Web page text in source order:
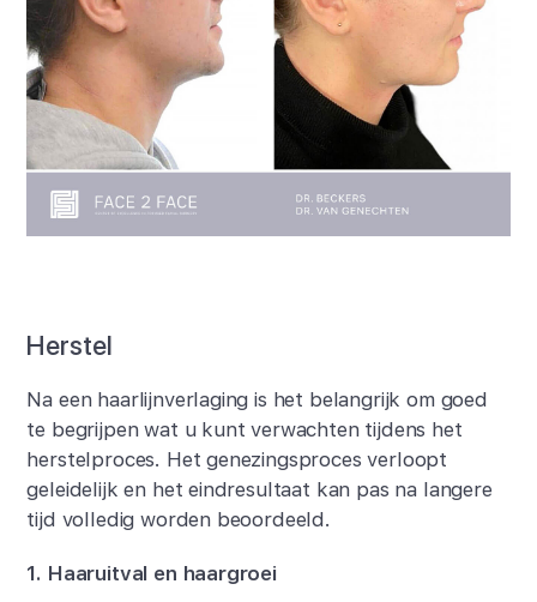
Herstel
Na een haarlijnverlaging is het belangrijk om goed
te begrijpen wat u kunt verwachten tijdens het
herstelproces. Het genezingsproces verloopt
geleidelijk en het eindresultaat kan pas na langere
tijd volledig worden beoordeeld.
1. Haaruitval en haargroei